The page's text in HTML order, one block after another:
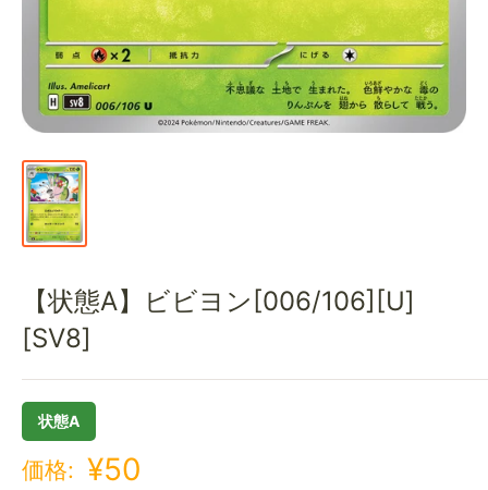
【状態A】ビビヨン[006/106][U]
[SV8]
状態A
価格: ¥50